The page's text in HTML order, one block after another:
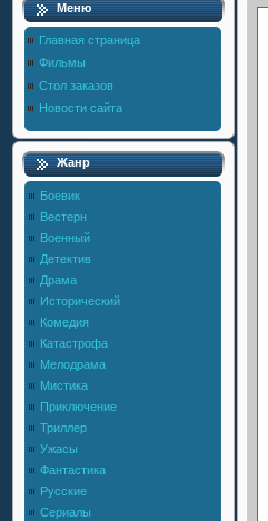
Меню
Главная страница
Фильмы
Стол заказов
Новости сайта
Жанр
Боевик
Вестерн
Военный
Детектив
Драма
Исторический
Комедия
Катастрофа
Мелодрама
Мистика
Приключение
Триллер
Ужасы
Фантастика
Русские
Сериалы